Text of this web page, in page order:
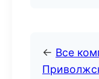
← Все